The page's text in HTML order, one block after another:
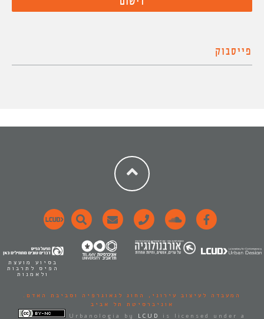
פייסבוק
בסיוע מועצת
הפיס לתרבות
ולאמנות
המעבדה לעיצוב עירוני,
החוג לגאוגרפיה וסביבת האדם.
אוניברסיטת תל אביב
Urbanologia by LCUD is licensed under a